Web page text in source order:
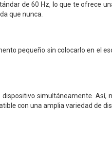
de 60 Hz, lo que te ofrece
que nunca.
pequeño sin colocarlo en el
simultáneamente. Así,
con una amplia variedad de